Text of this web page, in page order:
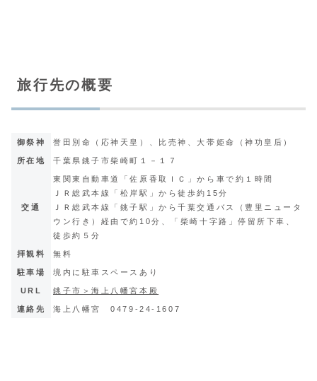
旅行先の概要
御祭神 誉田別命（応神天皇）、比売神、大帯姫命（神功皇后）
所在地 千葉県銚子市柴崎町１－１７
交通
東関東自動車道「佐原香取ＩＣ」から車で約１時間
ＪＲ総武本線「松岸駅」から徒歩約15分
ＪＲ総武本線「銚子駅」から千葉交通バス（豊里ニュータ
ウン行き）経由で約10分、「柴崎十字路」停留所下車、
徒歩約５分
拝観料 無料
駐車場 境内に駐車スペースあり
URL 銚子市＞海上八幡宮本殿
連絡先 海上八幡宮0479-24-1607